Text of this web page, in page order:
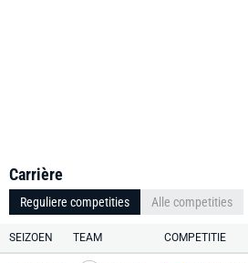
Carrière
Reguliere competities Alle competities
SEIZOEN TEAM COMPETITIE